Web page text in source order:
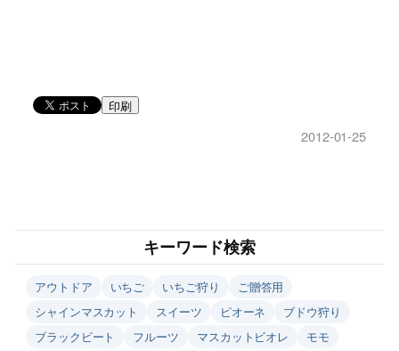
印刷
2012-01-25
キーワード検索
アウトドア いちご いちご狩り
ご贈答用
シャインマスカット
スイーツ ピオーネ
ブドウ狩り
ブラックビート
フルーツ マスカットビオレ
モモ